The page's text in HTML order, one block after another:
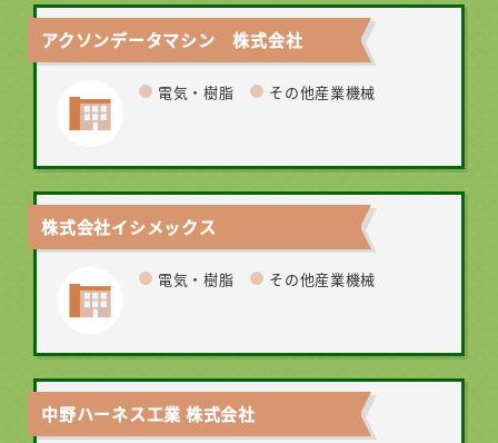
アクソンデータマシン 株式会社
電気・樹脂 その他産業機械
株式会社イシメックス
電気・樹脂 その他産業機械
中野ハーネス工業 株式会社